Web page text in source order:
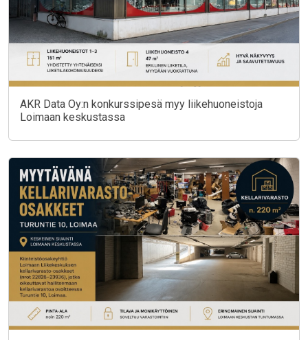
AKR Data Oy:n konkurssipesä myy liikehuoneistoja
Loimaan keskustassa